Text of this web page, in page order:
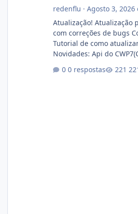
redenflu · Agosto 3, 2026
Atualização! Atualização para a versão 9.8
com correções de bugs Como atualizar?
Tutorial de como atualizar
Novidades: Api do CWP7(CentOS Web Panel)
autorizado a usasr o
0 respostas